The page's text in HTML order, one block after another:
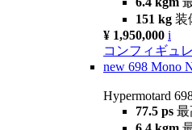
151 kg 装
¥ 1,950,000 i
コンフィギュ
new 698 Mono
Hypermotard
77.5 ps 最